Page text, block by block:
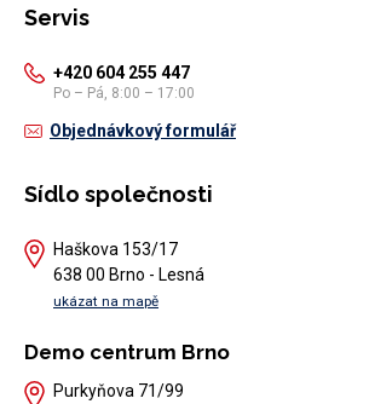
Servis
+420 604 255 447
Po – Pá, 8:00 – 17:00
Objednávkový formulář
Sídlo společnosti
Haškova 153/17
638 00 Brno - Lesná
ukázat na mapě
Demo centrum Brno
Purkyňova 71/99